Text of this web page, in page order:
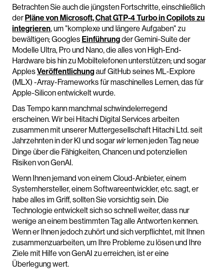
Betrachten Sie auch die jüngsten Fortschritte, einschließlich
derPläne von Microsoft, Chat GTP-4 Turbo in Copilots zu
integrieren, um "komplexe und längere Aufgaben" zu
bewältigen; GooglesEinführungder Gemini-Suite der
Modelle Ultra, Pro und Nano, die alles von High-End-
Hardware bis hin zu Mobiltelefonen unterstützen; und sogar
ApplesVeröffentlichungauf GitHub seines ML-Explore
(MLX) -Array-Frameworks für maschinelles Lernen, das für
Apple-Silicon entwickelt wurde.
Das Tempo kann manchmal schwindelerregend
erscheinen. Wir bei Hitachi Digital Services arbeiten
zusammen mit unserer Muttergesellschaft Hitachi Ltd. seit
Jahrzehnten in der KI und sogarwirlernen jeden Tag neue
Dinge über die Fähigkeiten, Chancen und potenziellen
Risiken von GenAI.
Wenn Ihnen jemand von einem Cloud-Anbieter, einem
Systemhersteller, einem Softwareentwickler, etc. sagt, er
habe alles im Griff, sollten Sie vorsichtig sein. Die
Technologie entwickelt sich so schnell weiter, dass nur
wenige an einem bestimmten Tag alle Antworten kennen.
Wenn er Ihnen jedoch zuhört und sich verpflichtet, mit Ihnen
zusammenzuarbeiten, um Ihre Probleme zu lösen und Ihre
Ziele mit Hilfe von GenAI zu erreichen, ist er eine
Überlegung wert.